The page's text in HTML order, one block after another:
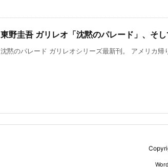
東野圭吾 ガリレオ「沈黙のパレード」、そ
沈黙のパレード ガリレオシリーズ最新刊。 アメリカ